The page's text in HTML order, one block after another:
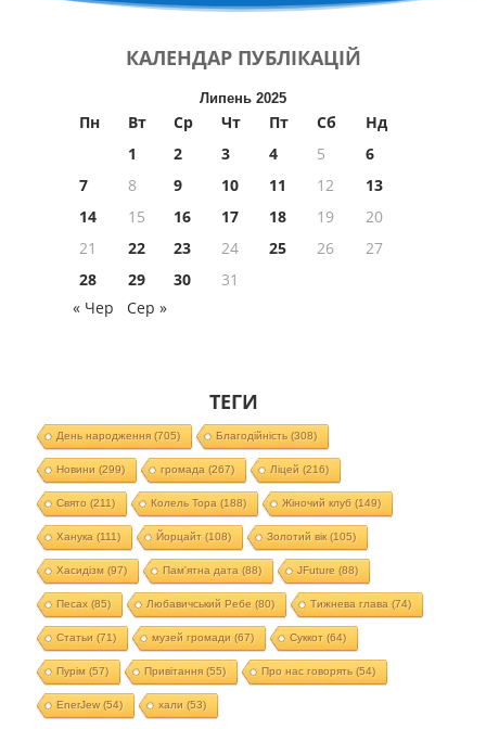
КАЛЕНДАР ПУБЛІКАЦІЙ
Липень 2025
Пн Вт Ср Чт Пт Сб
Нд
1
2 3 4 5
6
7
8 9 10 11 12
13
14
15 16 17 18 19
20
21
22 23 24 25 26
27
28
29 30
31
« Чер
Сер »
ТЕГИ
День народження(705) Благодійність(308)
Новини (299) громада (267) Ліцей (216)
Свято (211) Колель Тора (188) Жіночий клуб (149)
Ханука (111) Йорцайт (108) Золотий вік(105)
Хасидізм (97) Пам'ятна дата (88) JFuture (88)
Песах(85) Любавичський Ребе (80) Тижнева глава (74)
Статьи (71) музей громади (67) Суккот (64)
Пурім (57) Привітання(55) Про нас говорять(54)
EnerJew(54) хали (53)